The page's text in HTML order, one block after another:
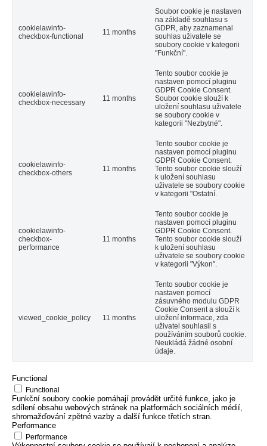
cookielawinfo-
checkbox-functional
11 months
Soubor cookie je nastaven
na základě souhlasu s
GDPR, aby zaznamenal
souhlas uživatele se
soubory cookie v kategorii
"Funkční".
cookielawinfo-
checkbox-necessary
11 months
Tento soubor cookie je
nastaven pomocí pluginu
GDPR Cookie Consent.
Soubor cookie slouží k
uložení souhlasu uživatele
se soubory cookie v
kategorii "Nezbytné".
cookielawinfo-
checkbox-others
11 months
Tento soubor cookie je
nastaven pomocí pluginu
GDPR Cookie Consent.
Tento soubor cookie slouží
k uložení souhlasu
uživatele se soubory cookie
v kategorii "Ostatní.
cookielawinfo-
checkbox-
performance
11 months
Tento soubor cookie je
nastaven pomocí pluginu
GDPR Cookie Consent.
Tento soubor cookie slouží
k uložení souhlasu
uživatele se soubory cookie
v kategorii "Výkon".
viewed_cookie_policy 11 months
Tento soubor cookie je
nastaven pomocí
zásuvného modulu GDPR
Cookie Consent a slouží k
uložení informace, zda
uživatel souhlasil s
používáním souborů cookie.
Neukládá žádné osobní
údaje.
Functional
Functional
Funkční soubory cookie pomáhají provádět určité funkce, jako je
sdílení obsahu webových stránek na platformách sociálních médií,
shromažďování zpětné vazby a další funkce třetích stran.
Performance
Performance